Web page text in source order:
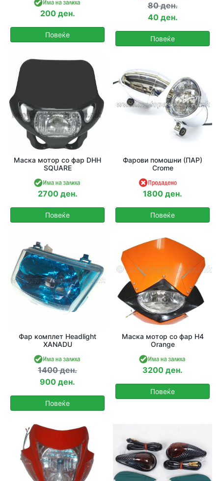
200 ден.
Повеќе
80 ден.
40 ден.
Повеќе
Маска мотор со фар DHH
SQUARE
2700 ден.
Повеќе
Фарови помошни (ПАР)
Crome
1800 ден.
Повеќе
Фар комплет Headlight
XANADU
1400 ден.
900 ден.
Повеќе
Маска мотор со фар H4
Orange
3200 ден.
Повеќе